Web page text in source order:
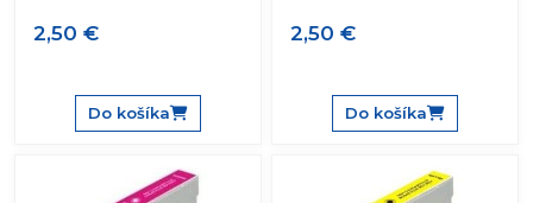
2,50 €
Do košíka
2,50 €
Do košíka